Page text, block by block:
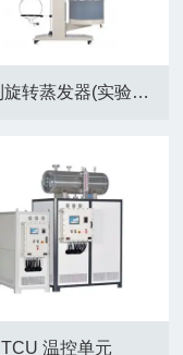
R系列旋转蒸发器(实验级/中试级)
TCU 温控单元